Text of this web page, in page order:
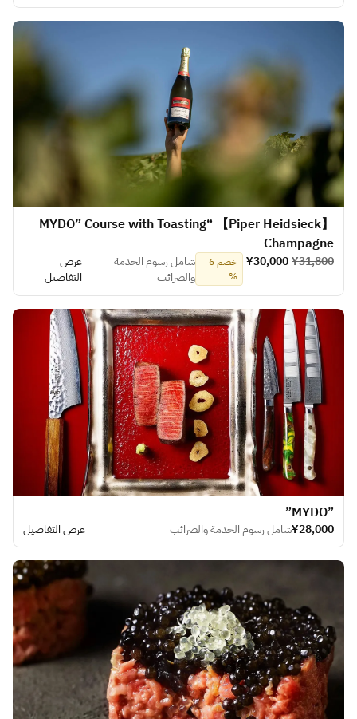
【Piper Heidsieck】 “MYDO” Course with Toasting
Champagne
¥31,800
¥30,000
خصم 6
%
شامل رسوم الخدمة
والضرائب
عرض
التفاصيل
​”MYDO”
¥28,000شامل رسوم الخدمة والضرائب عرض التفاصيل